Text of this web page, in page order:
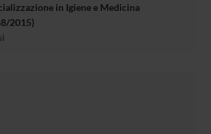
in Igiene e Medicina
2015)